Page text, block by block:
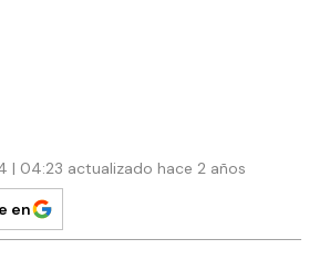
| 04:23 actualizado hace 2 años
en